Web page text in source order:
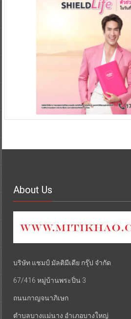
About Us
บริษัท แชมป์ มัลติมีเดีย กรุ๊ป จำกัด
67/416 หมู่บ้านพระปิ่น 3
ถนนกาญจนาภิเษก
ตำบลบางแม่นาง อำเภอบางใหญ่